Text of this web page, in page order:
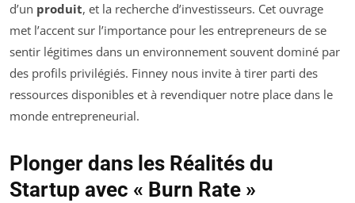
d’un produit, et la recherche d’investisseurs. Cet ouvrage
met l’accent sur l’importance pour les entrepreneurs de se
sentir légitimes dans un environnement souvent dominé par
des profils privilégiés. Finney nous invite à tirer parti des
ressources disponibles et à revendiquer notre place dans le
monde entrepreneurial.
Plonger dans les Réalités du
Startup avec « Burn Rate »